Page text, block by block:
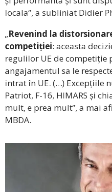
locala”, a subliniat Didier
„Revenind la
competiției: aceasta
regulilor UE de competiție
angajamentul sa le
intrat în UE. (…) Excepțiile
Patriot, F-16, HIMARS și
mult, e prea mult”, a mai
MBDA.